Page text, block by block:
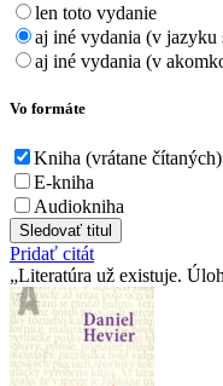
len toto vydanie
aj iné vydania (v jazyku
aj iné vydania (v
Vo formáte
Kniha (vrátane čítaných)
E-kniha
Audiokniha
Sledovať titul
Pridať citát
Literatúra už existuje.